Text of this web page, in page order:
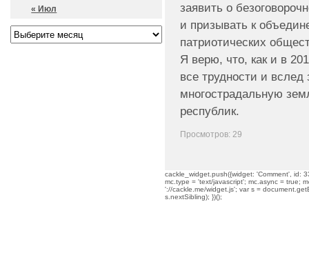
заявить о
и призывать к
патриотических
Я верю, что, как и в
все трудности и
многострадальную
республик.
Просмотров: 29
cackle_widget.push({widget: 'Comment', id:
mc.type = 'text/javascript'; mc.async = true;
'://cackle.me/widget.js'; var s =
s.nextSibling); })();
« Июл